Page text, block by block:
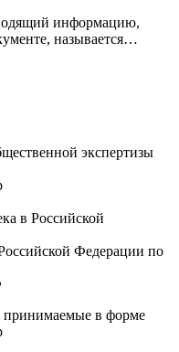
информацию,
называется…
экспертизы
в Российской
Федерации по
принимаемые в форме